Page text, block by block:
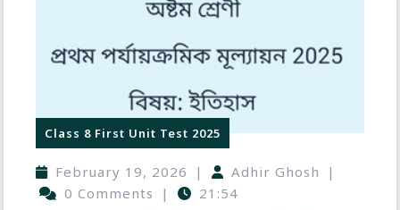
Class 8 First Unit Test 2025
February 19, 2026 | Adhir Ghosh
|
0 Comments
| 21:54